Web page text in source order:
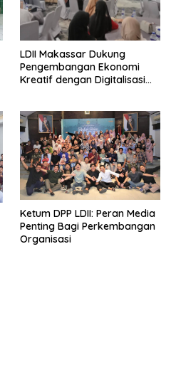
LDII Makassar Dukung
Pengembangan Ekonomi
Kreatif dengan Digitalisasi
Ketum DPP LDII: Peran Media
Penting Bagi Perkembangan
Organisasi